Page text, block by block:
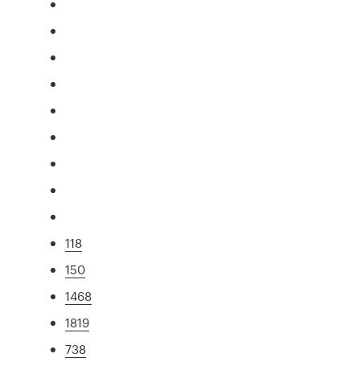
118
150
1468
1819
738